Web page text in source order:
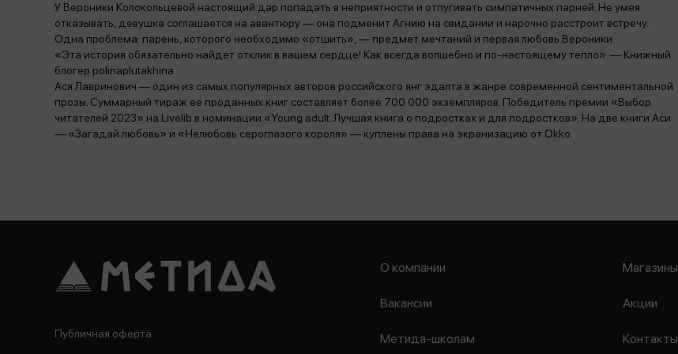
У Вероники Колокольцевой настоящий дар попадать в неприятности и отпугивать симпатичных парней. Не умея
отказывать, девушка соглашается на авантюру — она подменит Агнию на свидании и нарочно расстроит встречу.
Одна проблема: парень, которого необходимо «отшить», — предмет мечтаний и первая любовь Вероники.
«Эта история обязательно найдет отклик в вашем сердце! Как всегда волшебно и по-настоящему тепло». — Книжный
блогер polinaplutakhina
Ася Лавринович — один из самых популярных авторов российского янг эдалта в жанре современной сентиментальной
прозы. Суммарный тираж ее проданных книг составляет более 700 000 экземпляров. Победитель премии «Выбор
читателей 2023» на Livelib в номинации «Young adult. Лучшая книга о подростках и для подростков». На две книги Аси
— «Загадай любовь» и «Нелюбовь сероглазого короля» — куплены права на экранизацию от Okko.
О компании
Вакансии
Метида-школам
Магазины
Акции
Контакты
Публичная оферта